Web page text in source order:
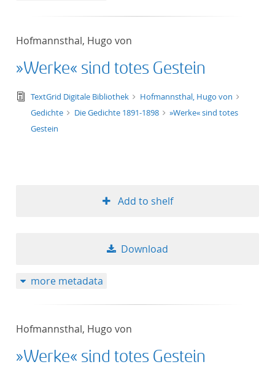
Hofmannsthal, Hugo von
»Werke« sind totes Gestein
text/tg.edition+tg.aggregation+xml
TextGrid Digitale Bibliothek
Hofmannsthal, Hugo von
Gedichte
Die Gedichte 1891-1898
»Werke« sind totes
Gestein
Add to shelf
Download
more metadata
Hofmannsthal, Hugo von
»Werke« sind totes Gestein